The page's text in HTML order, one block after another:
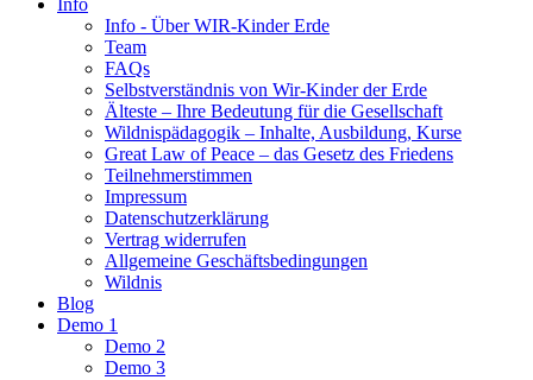
Info
Info - Über WIR-Kinder Erde
Team
FAQs
Selbstverständnis von Wir-Kinder der Erde
Älteste – Ihre Bedeutung für die Gesellschaft
Wildnispädagogik – Inhalte, Ausbildung, Kurse
Great Law of Peace – das Gesetz des Friedens
Teilnehmerstimmen
Impressum
Datenschutzerklärung
Vertrag widerrufen
Allgemeine Geschäftsbedingungen
Wildnis
Blog
Demo 1
Demo 2
Demo 3